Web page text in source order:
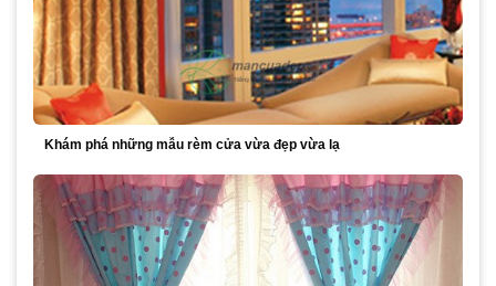
Khám phá những mẫu rèm cửa vừa đẹp vừa lạ